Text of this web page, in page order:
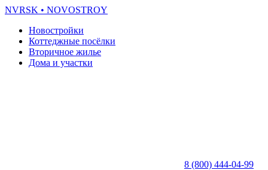
NVRSK • NOVOSTROY
Новостройки
Коттеджные посёлки
Вторичное жилье
Дома и участки
8 (800) 444-04-99